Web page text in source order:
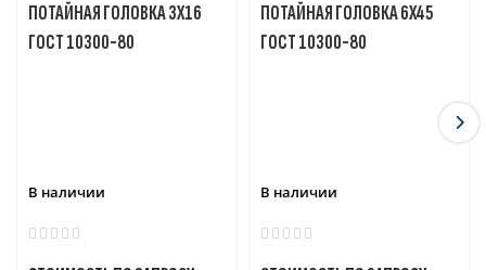
ПОТАЙНАЯ ГОЛОВКА 3X16
ГОСТ 10300-80
В наличии
ПОТАЙНАЯ ГОЛОВКА 6X45
ГОСТ 10300-80
В наличии